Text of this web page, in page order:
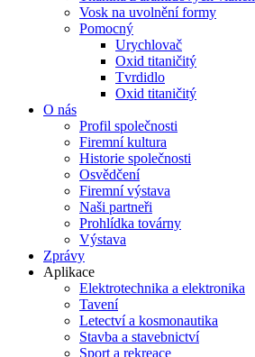
Vosk na uvolnění formy
Pomocný
Urychlovač
Oxid titaničitý
Tvrdidlo
Oxid titaničitý
O nás
Profil společnosti
Firemní kultura
Historie společnosti
Osvědčení
Firemní výstava
Naši partneři
Prohlídka továrny
Výstava
Zprávy
Aplikace
Elektrotechnika a elektronika
Tavení
Letectví a kosmonautika
Stavba a stavebnictví
Sport a rekreace